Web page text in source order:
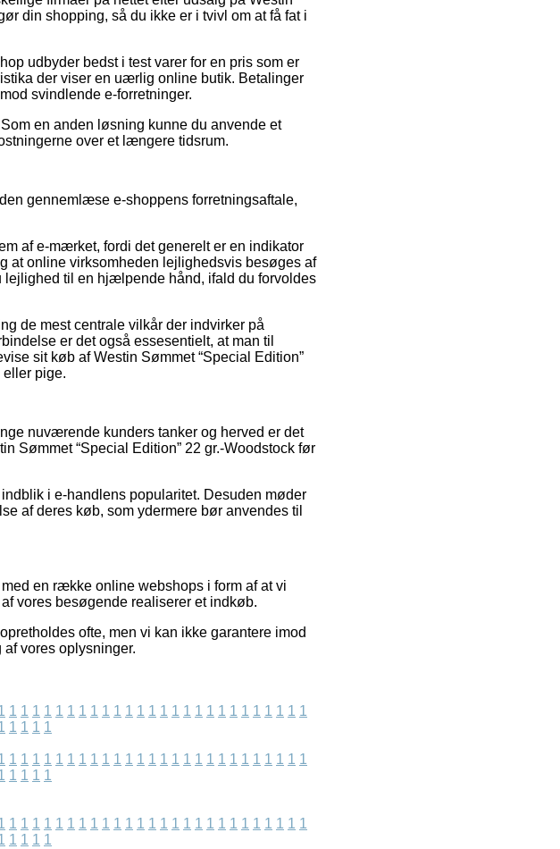
din shopping, så du ikke er i tvivl om at få fat i
udbyder bedst i test varer for en pris som er
der viser en uærlig online butik. Betalinger
svindlende e-forretninger.
en anden løsning kunne du anvende et
over et længere tidsrum.
gennemlæse e-shoppens forretningsaftale,
af e-mærket, fordi det generelt er en indikator
at online virksomheden lejlighedsvis besøges af
til en hjælpende hånd, ifald du forvoldes
de mest centrale vilkår der indvirker på
er det også essesentielt, at man til
sit køb af Westin Sømmet “Special Edition”
eller pige.
nuværende kunders tanker og herved er det
Sømmet “Special Edition” 22 gr.-Woodstock før
i e-handlens popularitet. Desuden møder
af deres køb, som ydermere bør anvendes til
en række online webshops i form af at vi
vores besøgende realiserer et indkøb.
ofte, men vi kan ikke garantere imod
vores oplysninger.
1 1 1 1 1 1 1 1 1 1 1 1 1 1 1 1 1 1 1 1 1 1 1 1 1 1
1 1 1 1
1 1 1 1 1 1 1 1 1 1 1 1 1 1 1 1 1 1 1 1 1 1 1 1 1 1
1 1 1 1
1 1 1 1 1 1 1 1 1 1 1 1 1 1 1 1 1 1 1 1 1 1 1 1 1 1
1 1 1 1